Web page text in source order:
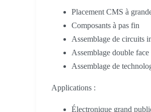
Placement CMS à
Composants à pas fin
Assemblage de circuits
Assemblage double face
Assemblage de
Applications :
Électronique grand